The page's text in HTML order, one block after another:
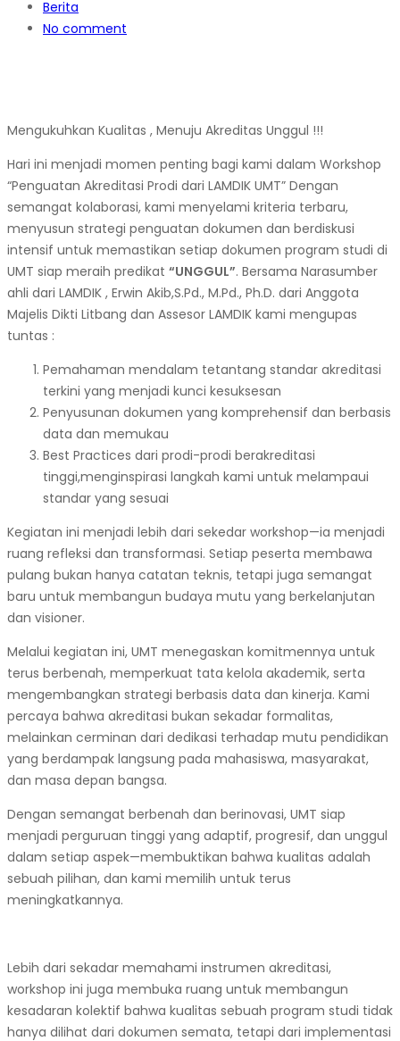
Berita
No comment
Mengukuhkan Kualitas , Menuju Akreditas Unggul !!!
Hari ini menjadi momen penting bagi kami dalam Workshop
“Penguatan Akreditasi Prodi dari LAMDIK UMT” Dengan
semangat kolaborasi, kami menyelami kriteria terbaru,
menyusun strategi penguatan dokumen dan berdiskusi
intensif untuk memastikan setiap dokumen program studi di
UMT siap meraih predikat “UNGGUL”. Bersama Narasumber
ahli dari LAMDIK , Erwin Akib,S.Pd., M.Pd., Ph.D. dari Anggota
Majelis Dikti Litbang dan Assesor LAMDIK kami mengupas
tuntas :
Pemahaman mendalam tetantang standar akreditasi
terkini yang menjadi kunci kesuksesan
Penyusunan dokumen yang komprehensif dan berbasis
data dan memukau
Best Practices dari prodi-prodi berakreditasi
tinggi,menginspirasi langkah kami untuk melampaui
standar yang sesuai
Kegiatan ini menjadi lebih dari sekedar workshop—ia menjadi
ruang refleksi dan transformasi. Setiap peserta membawa
pulang bukan hanya catatan teknis, tetapi juga semangat
baru untuk membangun budaya mutu yang berkelanjutan
dan visioner.
Melalui kegiatan ini, UMT menegaskan komitmennya untuk
terus berbenah, memperkuat tata kelola akademik, serta
mengembangkan strategi berbasis data dan kinerja. Kami
percaya bahwa akreditasi bukan sekadar formalitas,
melainkan cerminan dari dedikasi terhadap mutu pendidikan
yang berdampak langsung pada mahasiswa, masyarakat,
dan masa depan bangsa.
Dengan semangat berbenah dan berinovasi, UMT siap
menjadi perguruan tinggi yang adaptif, progresif, dan unggul
dalam setiap aspek—membuktikan bahwa kualitas adalah
sebuah pilihan, dan kami memilih untuk terus
meningkatkannya.
Lebih dari sekadar memahami instrumen akreditasi,
workshop ini juga membuka ruang untuk membangun
kesadaran kolektif bahwa kualitas sebuah program studi tidak
hanya dilihat dari dokumen semata, tetapi dari implementasi